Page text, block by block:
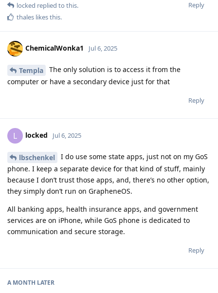
Reply
locked replied to this.
thales likes this.
ChemicalWonka1 Jul 6, 2025
Templa
The only solution is to access it from the
computer or have a secondary device just for that
Reply
L locked Jul 6, 2025
lbschenkel
I do use some state apps, just not on my GoS
phone. I keep a separate device for that kind of stuff, mainly
because I don’t trust those apps, and, there’s no other option,
they simply don’t run on GrapheneOS.
All banking apps, health insurance apps, and government
services are on iPhone, while GoS phone is dedicated to
communication and secure storage.
Reply
A MONTH LATER